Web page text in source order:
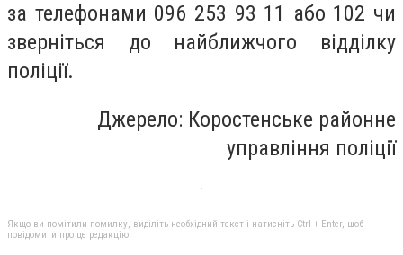
за телефонами 096 253 93 11 або 102 чи
зверніться до найближчого відділку
поліції.
Джерело: Коростенське районне
управління поліції
Якщо ви помітили помилку, виділіть необхідний текст і натисніть Ctrl + Enter, щоб
повідомити про це редакцію